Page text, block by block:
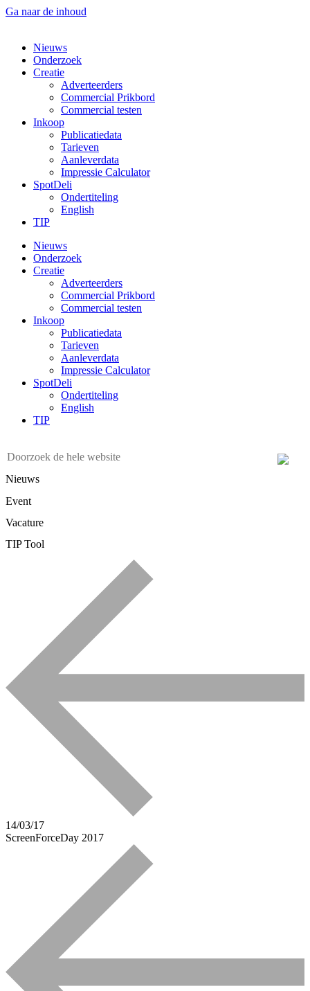
Ga naar de inhoud
Nieuws
Onderzoek
Creatie
Adverteerders
Commercial Prikbord
Commercial testen
Inkoop
Publicatiedata
Tarieven
Aanleverdata
Impressie Calculator
SpotDeli
Ondertiteling
English
TIP
Nieuws
Onderzoek
Creatie
Adverteerders
Commercial Prikbord
Commercial testen
Inkoop
Publicatiedata
Tarieven
Aanleverdata
Impressie Calculator
SpotDeli
Ondertiteling
English
TIP
Nieuws
Event
Vacature
TIP Tool
14/03/17
ScreenForceDay 2017